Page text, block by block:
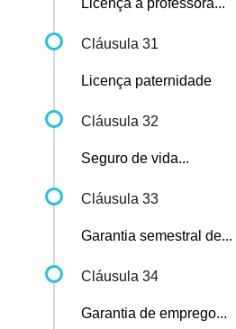
Licença à professora...
Cláusula 31
Licença paternidade
Cláusula 32
Seguro de vida...
Cláusula 33
Garantia semestral de...
Cláusula 34
Garantia de emprego...